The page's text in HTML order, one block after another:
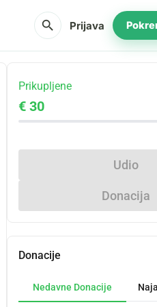
search Prijava
Prikupljene
€ 30
Udio
Donacija
Donacije
Nedavne Donacije